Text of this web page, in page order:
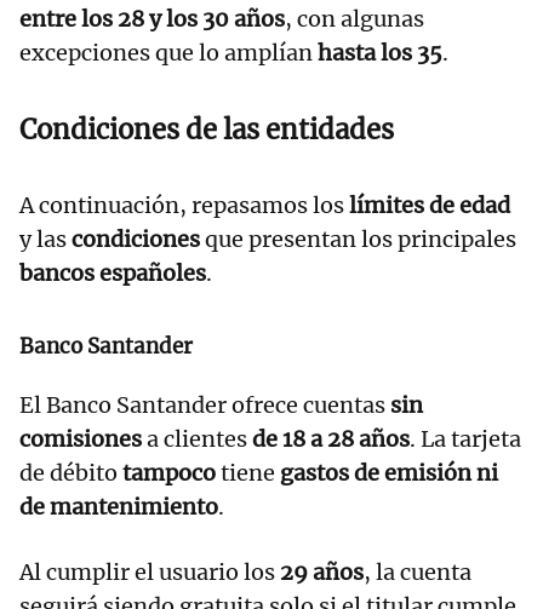
entre los 28 y los 30 años, con algunas
excepciones que lo amplíanhasta los 35.
Condiciones de las entidades
A continuación, repasamos loslímites de edad
y lascondicionesque presentan los principales
bancos españoles.
Banco Santander
El Banco Santander ofrece cuentas sin
comisionesa clientesde 18 a 28 años. La tarjeta
de débito tampocotiene gastos de emisión ni
de mantenimiento.
Al cumplir el usuario los 29 años, la cuenta